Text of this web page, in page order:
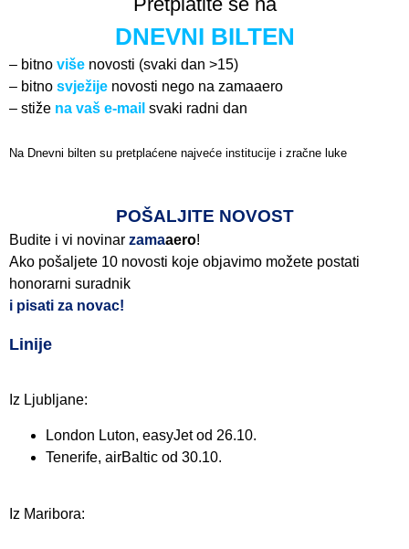
DNEVNI BILTEN
– bitno više novosti (svaki dan >15)
– bitno svježije novosti nego na zamaaero
– stiže na vaš e-mail svaki radni dan
Na Dnevni bilten su pretplaćene najveće institucije i zračne luke
POŠALJITE NOVOST
Budite i vi novinar zamaaero!
Ako pošaljete 10 novosti koje objavimo možete postati
honorarni suradnik
i pisati za novac!
Linije
Iz Ljubljane:
London Luton, easyJet od 26.10.
Tenerife, airBaltic od 30.10.
Iz Maribora: